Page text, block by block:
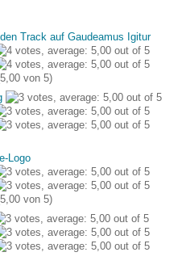
Track auf Gaudeamus Igitur
von 5)
Logo
von 5)